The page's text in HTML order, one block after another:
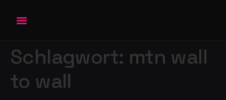
Schlagwort: mtn wall
to wall